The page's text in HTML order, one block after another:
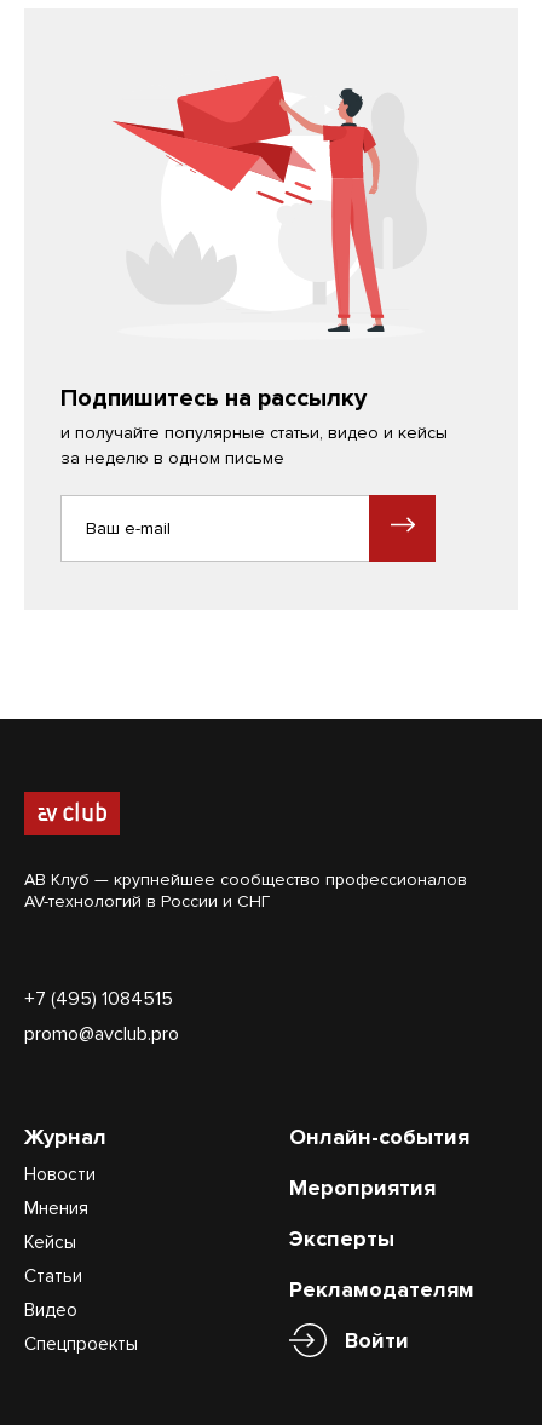
Подпишитесь на рассылку
и получайте популярные статьи, видео и кейсы
за неделю в одном письме
АВ Клуб — крупнейшее сообщество профессионалов
AV-технологий в России и СНГ
+7 (495) 1084515
promo@avclub.pro
Журнал
Новости
Мнения
Кейсы
Статьи
Видео
Спецпроекты
Онлайн-события
Мероприятия
Эксперты
Рекламодателям
Войти